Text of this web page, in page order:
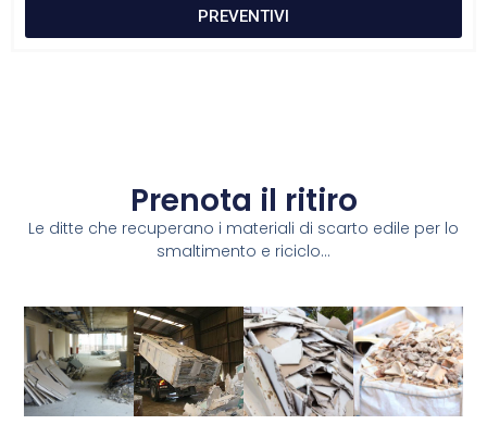
PREVENTIVI
Prenota il ritiro
Le ditte che recuperano i materiali di scarto edile per lo
smaltimento e riciclo...